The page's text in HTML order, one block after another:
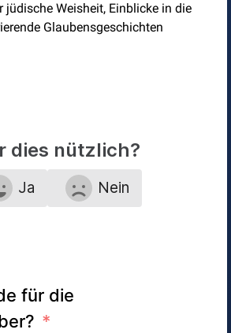
jüdische Weisheit, Einblicke in die
Glaubensgeschichten
dies nützlich?
Ja Nein
für die